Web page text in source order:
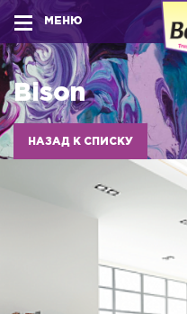
МЕНЮ
Bison
НАЗАД К СПИСКУ